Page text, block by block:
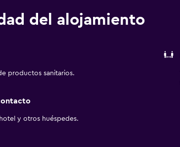
del alojamiento
productos sanitarios.
y otros huéspedes.